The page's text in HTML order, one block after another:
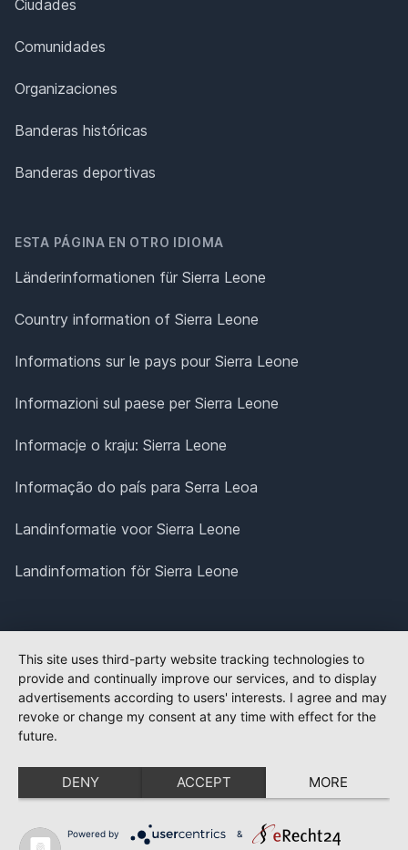
Ciudades
Comunidades
Organizaciones
Banderas históricas
Banderas deportivas
ESTA PÁGINA EN OTRO IDIOMA
Länderinformationen für Sierra Leone
Country information of Sierra Leone
Informations sur le pays pour Sierra Leone
Informazioni sul paese per Sierra Leone
Informacje o kraju: Sierra Leone
Informação do país para Serra Leoa
Landinformatie voor Sierra Leone
Landinformation för Sierra Leone
This site uses third-party website tracking technologies to
provide and continually improve our services, and to display
advertisements according to users' interests. I agree and may
revoke or change my consent at any time with effect for the
future.
DENY ACCEPT MORE
Powered by &